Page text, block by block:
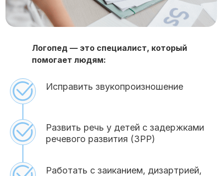
Логопед — это специалист, который
помогает людям:
Исправить звукопроизношение
Развить речь у детей с задержками
речевого развития (ЗРР)
Работать с заиканием, дизартрией,